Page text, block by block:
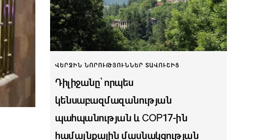
ՎԵՐՋԻՆ ՆՈՐՈՒԹՅՈՒՆՆԵՐ ՏԱՎՈՒՇԻՑ
Դիլիջանը՝ որպես
կենսաբազմազանության
պահպանության և COP17-ին
համայնքային մասնակցության